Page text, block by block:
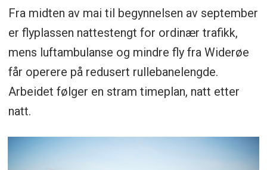
Fra midten av mai til begynnelsen av september
er flyplassen nattestengt for ordinær trafikk,
mens luftambulanse og mindre fly fra Widerøe
får operere på redusert rullebanelengde.
Arbeidet følger en stram timeplan, natt etter
natt.